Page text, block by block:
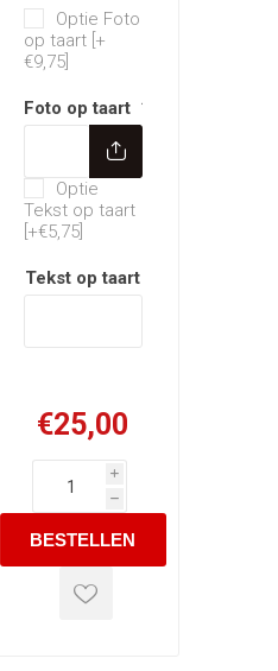
Optie Foto
op taart [+
€9,75]
Foto op taart *
Optie Tekst op taart
Optie
Tekst op taart
[+€5,75]
Tekst op taart
€25,00
i
h